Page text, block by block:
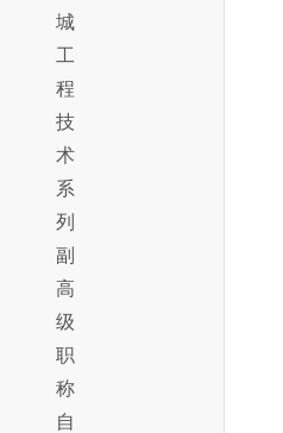
城
工
程
技
术
系
列
副
高
级
职
称
自